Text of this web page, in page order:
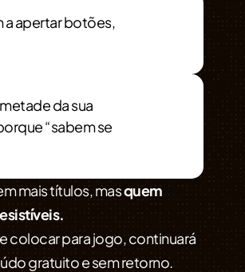
a apertar botões,
da sua
“sabem se
mais títulos, masquem
colocar para jogo, continuará
gratuito e sem retorno.